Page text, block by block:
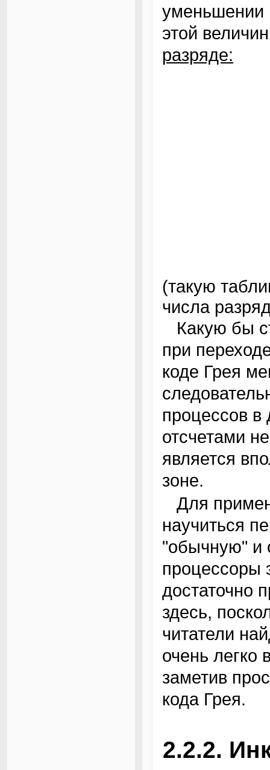
уменьшении
этой
разряде:
(такую
числа
Какую бы строку в таблице мы ни выбрали,
при
коде Грея
процессов в
отсчетами
является
зоне.
Для применения кода Грея осталось лишь
научиться
"обычную" и
процессоры
достаточно
здесь,
читатели
очень легко
заметив
кода Грея.
2.2.2.